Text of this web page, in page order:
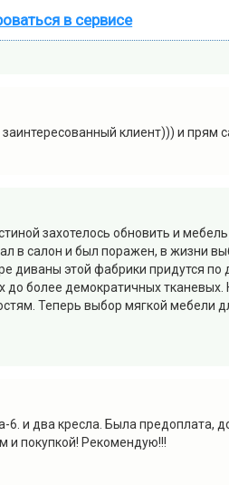
в сервисе
клиент))) и прям
захотелось обновить и
в салон и был поражен, в жизни
диваны этой фабрики придутся
более демократичных тканевых.
Теперь выбор мягкой мебели
6. и два кресла. Была предоплата,
и покупкой! Рекомендую!!!